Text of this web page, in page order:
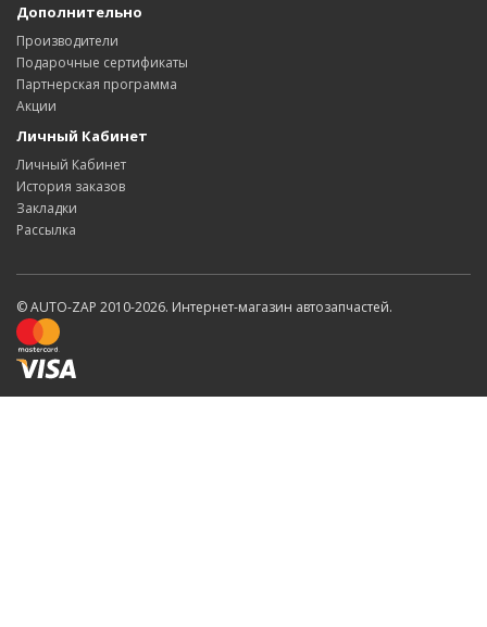
Дополнительно
Производители
Подарочные сертификаты
Партнерская программа
Акции
Личный Кабинет
Личный Кабинет
История заказов
Закладки
Рассылка
© AUTO-ZAP 2010-2026. Интернет-магазин автозапчастей.